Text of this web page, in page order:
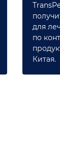
для
по
Китая.